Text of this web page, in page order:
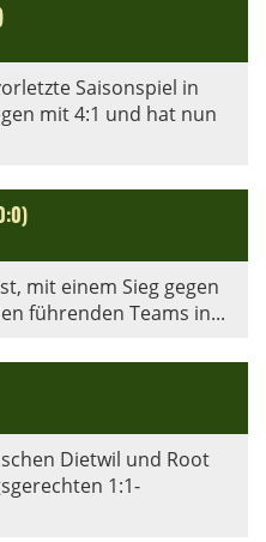
Saisonspiel in
mit 4:1 und hat nun
mit einem Sieg gegen
führenden Teams in...
Dietwil und Root
1:1-